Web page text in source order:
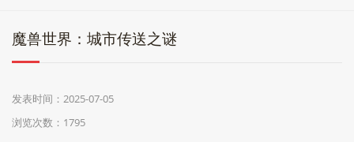
魔兽世界：城市传送之谜
发表时间：2025-07-05
浏览次数：1795